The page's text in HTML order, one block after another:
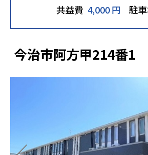
共益費 4,000 円 駐
今治市阿方甲214番1